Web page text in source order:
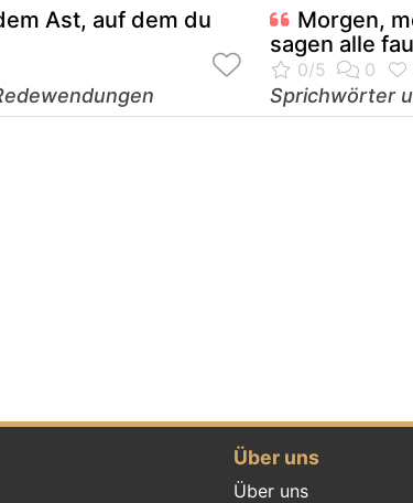
Ast, auf dem du
Morgen,
sagen alle
Sprichwörter
Über uns
Über uns